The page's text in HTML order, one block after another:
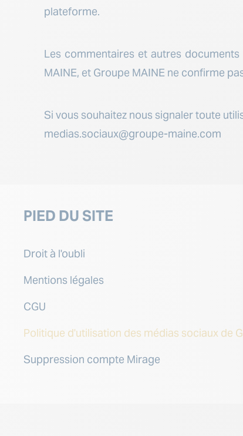
plateforme.
Les commentaires et autres
MAINE, et Groupe MAINE ne confirme
Si vous souhaitez nous signaler toute
medias.sociaux@groupe-maine.com
PIED DU SITE
Droit à l'oubli
Mentions légales
CGU
Politique d'utilisation des médias sociaux de
Suppression compte Mirage